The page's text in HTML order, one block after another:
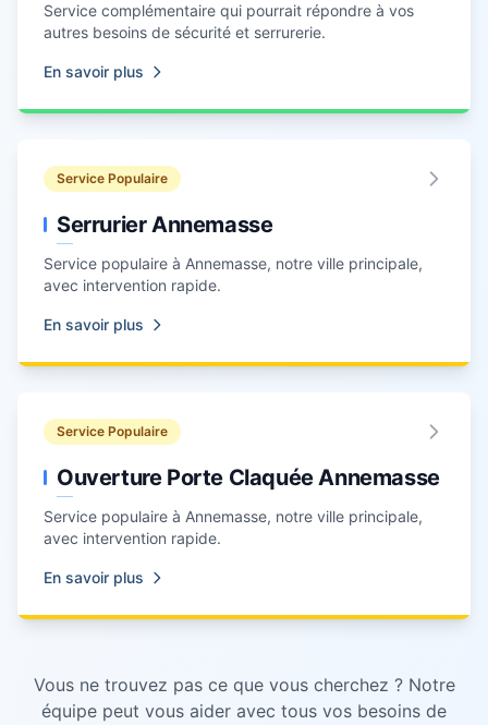
Service complémentaire qui pourrait répondre à vos
autres besoins de sécurité et serrurerie.
En savoir plus
Service Populaire
Serrurier Annemasse
Service populaire à Annemasse, notre ville principale,
avec intervention rapide.
En savoir plus
Service Populaire
Ouverture Porte Claquée Annemasse
Service populaire à Annemasse, notre ville principale,
avec intervention rapide.
En savoir plus
Vous ne trouvez pas ce que vous cherchez ? Notre
équipe peut vous aider avec tous vos besoins de